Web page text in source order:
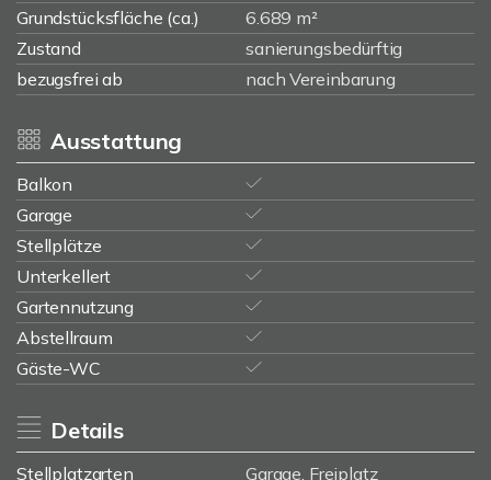
Grundstücksfläche (ca.)
6.689 m²
Zustand
sanierungsbedürftig
bezugsfrei ab
nach Vereinbarung
Ausstattung
Balkon
Garage
Stellplätze
Unterkellert
Gartennutzung
Abstellraum
Gäste-WC
Details
Stellplatzarten
Garage, Freiplatz